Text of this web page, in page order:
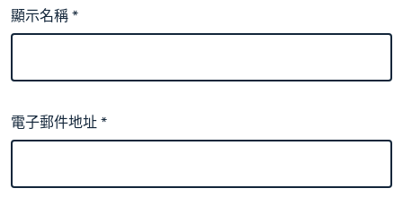
顯示名稱*
電子郵件地址*